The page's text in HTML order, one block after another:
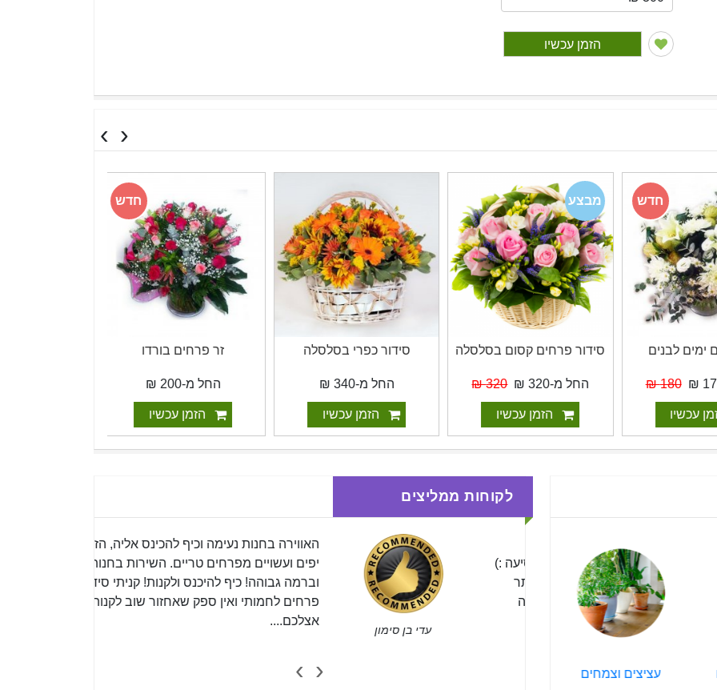
הזמן עכשיו
חדש
לבנים
180 ₪
עכשיו
מבצע
סידור פרחים קסום בסלסלה
החל מ-320 ₪ 320 ₪
הזמן עכשיו
סידור כפרי בסלסלה
החל מ-340 ₪
הזמן עכשיו
חדש
זר פרחים בורדו
החל מ-200 ₪
הזמן עכשיו
‹
›
עציצים וצמחים זרי כלה ואירועים
לקוחות ממליצים
כאילו קיבל פינוק כל הנסיעה :)
נשזר לפני רגע. ההזמנה באתר
מגיע מהר וברמה גבוהה
עדי בן סימון
האווירה בחנות נעימה וכיף להכינס אליה, הזרים
יפים ועשויים מפרחים טריים. השירות בחנות אדיב
וברמה גבוהה! כיף להיכנס ולקנות! קניתי סידור
פרחים לחמותי ואין ספק שאחזור שוב לקנות רק
‹
›